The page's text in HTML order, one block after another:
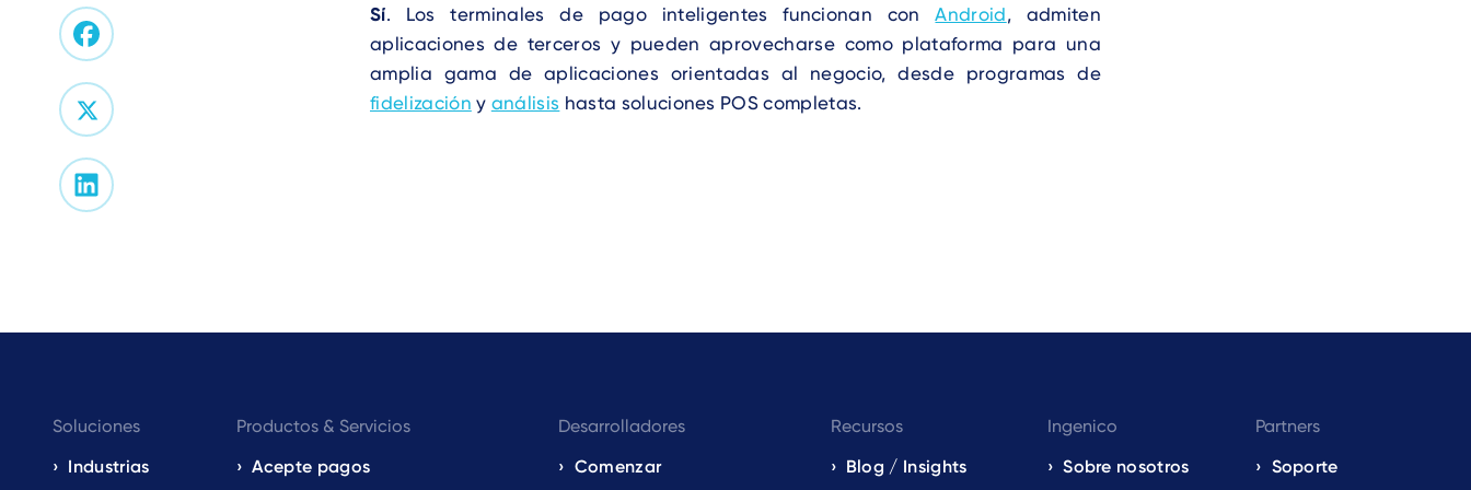
Sí. Los terminales de pago inteligentes funcionan conAndroid, admiten
aplicaciones de terceros y pueden aprovecharse como plataforma para una
amplia gama de aplicaciones orientadas al negocio, desde programas de
fidelización y análisis hasta soluciones POS completas.
Footer
navigation
Soluciones
Industrias
Productos & Servicios
Acepte pagos
Desarrolladores
Comenzar
Recursos
Blog / Insights
Ingenico
Sobre nosotros
Partners
Soporte